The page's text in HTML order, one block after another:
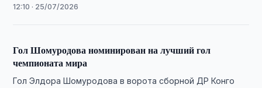
2026 года.
12:10 · 25/07/2026
Гол Шомуродова номинирован на лучший гол
чемпионата мира
Гол Элдора Шомуродова в ворота сборной ДР Конго